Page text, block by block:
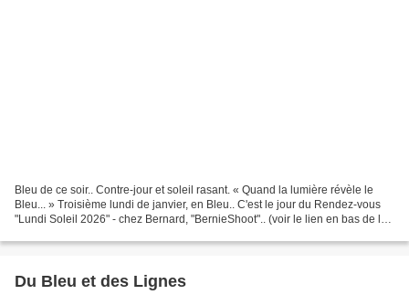
Bleu de ce soir.. Contre-jour et soleil rasant. « Quand la lumière révèle le
Bleu... » Troisième lundi de janvier, en Bleu.. C'est le jour du Rendez-vous
"Lundi Soleil 2026" - chez Bernard, "BernieShoot".. (voir le lien en bas de la
Du Bleu et des Lignes